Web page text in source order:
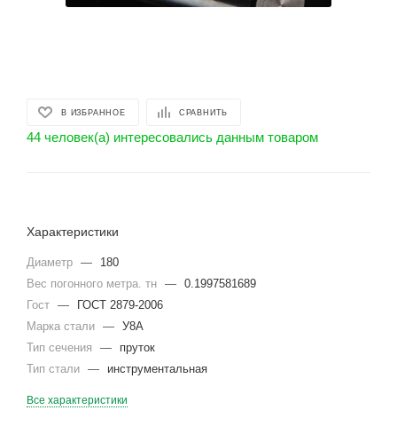
В ИЗБРАННОЕ СРАВНИТЬ
44 человек(а) интересовались данным товаром
Характеристики
Диаметр —
180
Вес погонного метра. тн — 0.1997581689
Гост —
ГОСТ 2879-2006
Марка стали — У8А
Тип сечения
—
пруток
Тип стали — инструментальная
Все характеристики